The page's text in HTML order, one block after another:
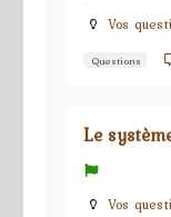
Vos
Questions
Le
Vos